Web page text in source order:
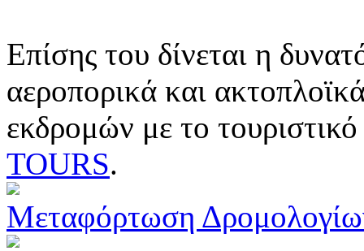
Επίσης του δίνεται η
αεροπορικά και
εκδρομών με το
TOURS.
Μεταφόρτωση